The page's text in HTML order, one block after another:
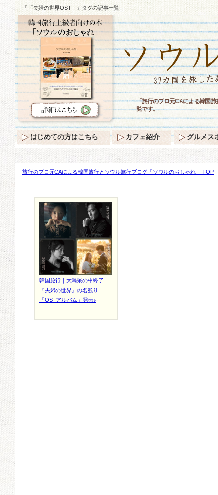
「「夫婦の世界OST」」タグの記事一覧
旅行のプロ元CAによる韓国旅行とソウル旅行ブログ「ソウルのおしゃれ」 TOP
韓国旅行｜大喝采の中終了
『夫婦の世界』の名残り…
「OSTアルバム」発売♪
「旅行のプロ元CAによる韓国
覧です。
はじめての方はこちら カフェ紹介 グルメス